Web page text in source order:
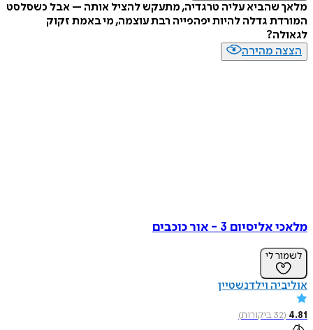
מלאך שהביא עליה טרגדיה, מתעקש להציל אותה – אבל כשסלסט
המורדת גדלה להיות יפהפייה רבת עוצמה, מי באמת זקוק
לגאולה?
הצצה מהירה
מלאכי אליסיום 3 - אור כוכבים
לשמור לי
אוליביה וילדנשטיין
4.81
(
32ביקורות)